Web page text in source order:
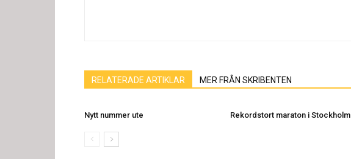
RELATERADE ARTIKLAR MER FRÅN SKRIBENTEN
Nytt nummer ute Rekordstort maraton i Stockholm